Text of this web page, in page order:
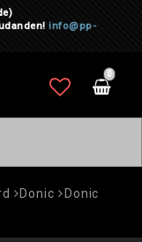
info@pp-
0
Donic
Donic